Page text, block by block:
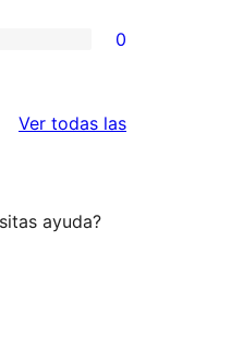
0
Ver todas lasvaloraciones
ayuda?